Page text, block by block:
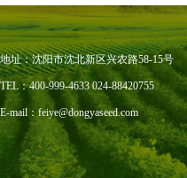
地址：沈阳市沈北新区兴农路58-15号
TEL：400-999-4633 024-88420755
E-mail：feiye@dongyaseed.com